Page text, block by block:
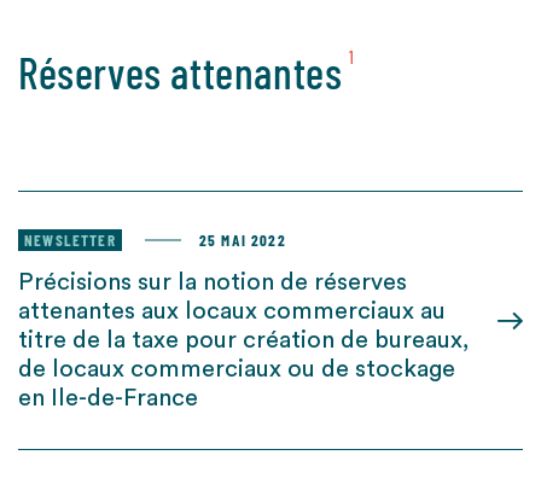
Réserves attenantes 1
NEWSLETTER 25 MAI 2022
Précisions sur la notion de réserves
attenantes aux locaux commerciaux au
titre de la taxe pour création de bureaux,
de locaux commerciaux ou de stockage
en Ile-de-France